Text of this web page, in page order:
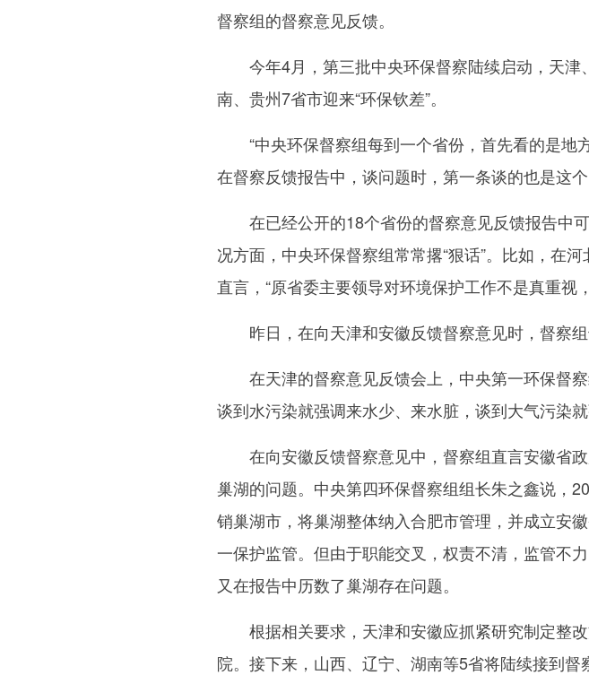
督察组的督察意见反馈。
今年4月，第三批中央环保督察陆续启动，天津
南、贵州7省市迎来“环保钦差”。
“中央环保督察组每到一个省份，首先看的是地
在督察反馈报告中，谈问题时，第一条谈的也是这个
在已经公开的18个省份的督察意见反馈报告中
况方面，中央环保督察组常常撂“狠话”。比如，在
直言，“原省委主要领导对环境保护工作不是真重视，
昨日，在向天津和安徽反馈督察意见时，督察组
在天津的督察意见反馈会上，中央第一环保督
谈到水污染就强调来水少、来水脏，谈到大气污染就
在向安徽反馈督察意见中，督察组直言安徽省政
巢湖的问题。中央第四环保督察组组长朱之鑫说，
销巢湖市，将巢湖整体纳入合肥市管理，并成立安
一保护监管。但由于职能交叉，权责不清，监管不
又在报告中历数了巢湖存在问题。
根据相关要求，天津和安徽应抓紧研究制定整改
院。接下来，山西、辽宁、湖南等5省将陆续接到督